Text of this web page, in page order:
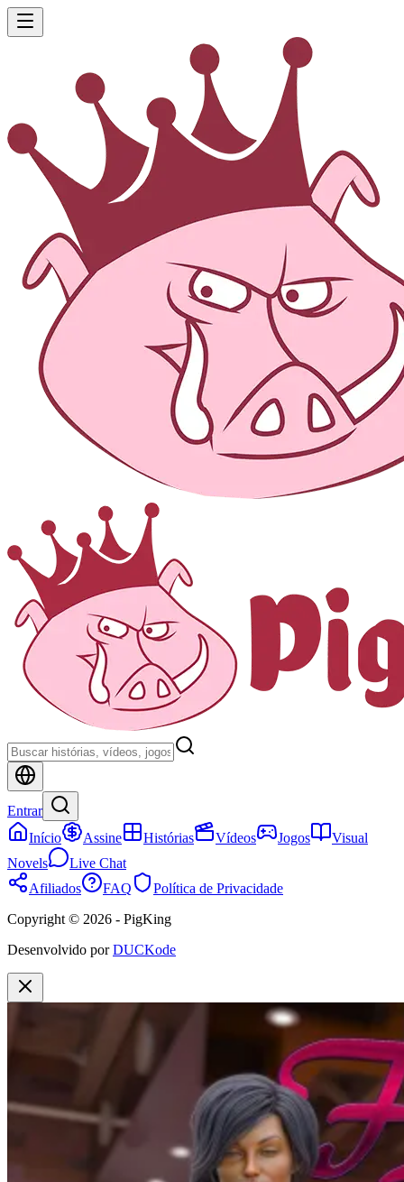
Entrar
Início
Assine Histórias Vídeos Jogos
Visual
Novels
Live Chat
Afiliados
FAQ
Política de Privacidade
Copyright © 2026 - PigKing
Desenvolvido por DUCKode